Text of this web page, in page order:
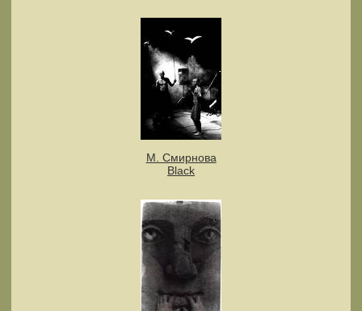
М. Смирнова
Black